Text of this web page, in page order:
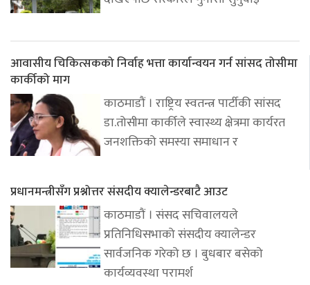
आवासीय चिकित्सकको निर्वाह भत्ता कार्यान्वयन गर्न सांसद तोसीमा
कार्कीको माग
काठमाडौं । राष्ट्रिय स्वतन्त्र पार्टीकी सांसद
डा.तोसीमा कार्कीले स्वास्थ्य क्षेत्रमा कार्यरत
जनशक्तिको समस्या समाधान र
प्रधानमन्त्रीसँग प्रश्नोत्तर संसदीय क्यालेन्डरबाटै आउट
काठमाडौं । संसद सचिवालयले
प्रतिनिधिसभाको संसदीय क्यालेन्डर
सार्वजनिक गरेको छ । बुधबार बसेको
कार्यव्यवस्था परामर्श